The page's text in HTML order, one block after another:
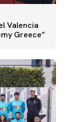
Valencia
Greece”